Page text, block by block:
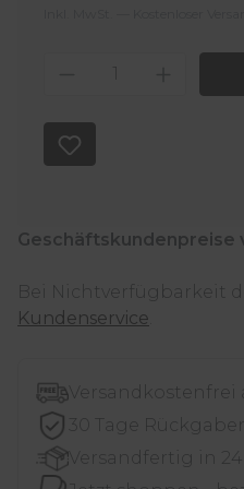
Produkt
Geschäftskundenpreise
Bei Nichtverfügbarkeit
Kundenservice
Versandkostenfrei
30 Tage
Versandfertig in